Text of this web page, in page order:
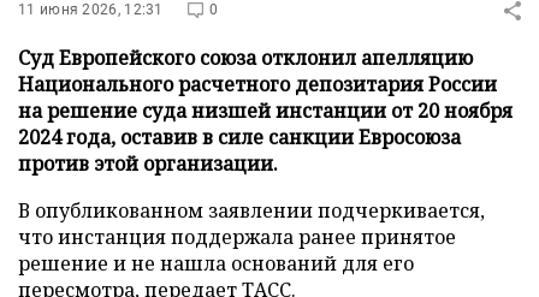
11 июня 2026, 12:31 0
Суд Европейского союза отклонил апелляцию
Национального расчетного депозитария России
на решение суда низшей инстанции от 20 ноября
2024 года, оставив в силе санкции Евросоюза
против этой организации.
В опубликованном заявлении подчеркивается,
что инстанция поддержала ранее принятое
решение и не нашла оснований для его
пересмотра, передаетТАСС.